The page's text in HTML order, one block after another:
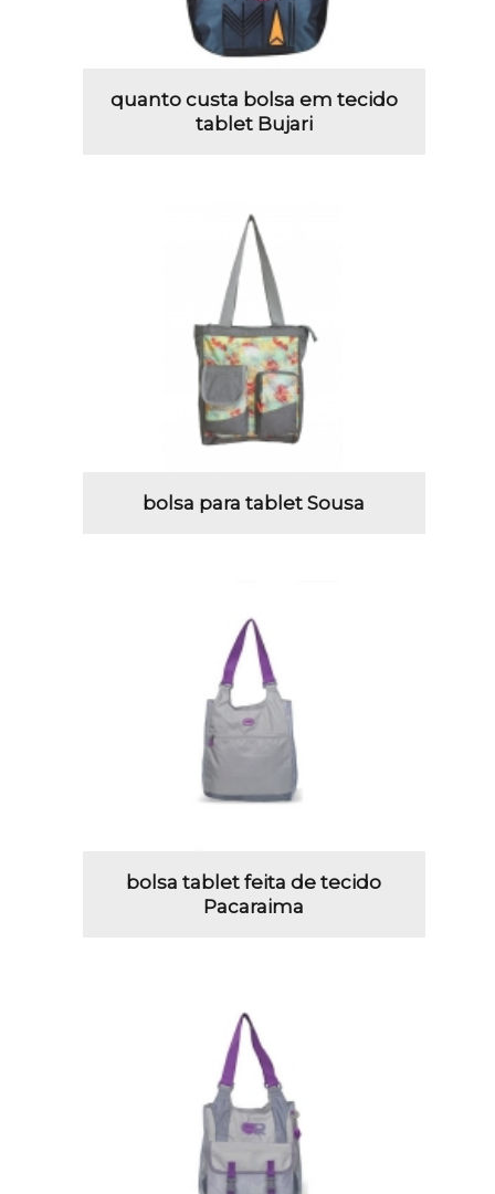
quanto custa bolsa em tecido
tablet Bujari
bolsa para tablet Sousa
bolsa tablet feita de tecido
Pacaraima